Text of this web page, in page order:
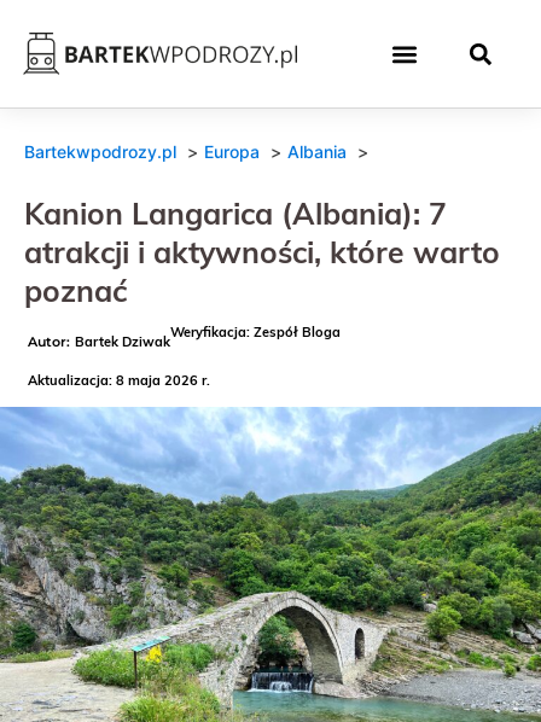
Bartekwpodrozy.pl Europa Albania
Kanion Langarica (Albania): 7
atrakcji i aktywności, które warto
poznać
Bartek Dziwak
Weryfikacja: Zespół Bloga
Aktualizacja: 8 maja 2026 r.